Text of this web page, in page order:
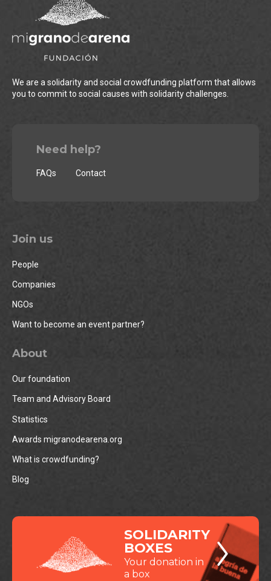
We are a solidarity and social crowdfunding platform that allows
you to commit to social causes with solidarity challenges.
Need help?
FAQs Contact
Join us
People
Companies
NGOs
Want to become an event partner?
About
Our foundation
Team and Advisory Board
Statistics
Awards migranodearena.org
What is crowdfunding?
Blog
SOLIDARITY
BOXES
Your donation in
a box